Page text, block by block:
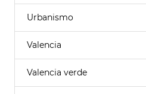
Urbanismo
Valencia
Valencia verde